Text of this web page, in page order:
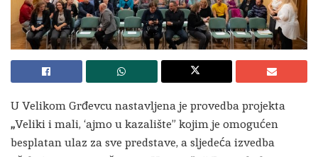
U Velikom Grđevcu nastavljena je provedba projekta
„Veliki i mali, ‘ajmo u kazalište” kojim je omogućen
besplatan ulaz za sve predstave, a sljedeća izvedba